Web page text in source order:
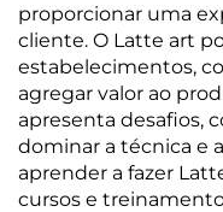
proporcionar uma
cliente. O Latte art
estabelecimentos,
agregar valor ao
apresenta desafios,
dominar a técnica e
aprender a fazer
cursos e